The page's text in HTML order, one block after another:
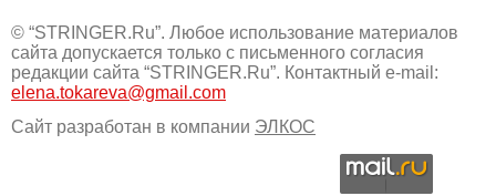
© “STRINGER.Ru”. Любое использование материалов
сайта допускается только с письменного согласия
редакции сайта “STRINGER.Ru”. Контактный e-mail:
elena.tokareva@gmail.com
Сайт разработан в компании ЭЛКОС